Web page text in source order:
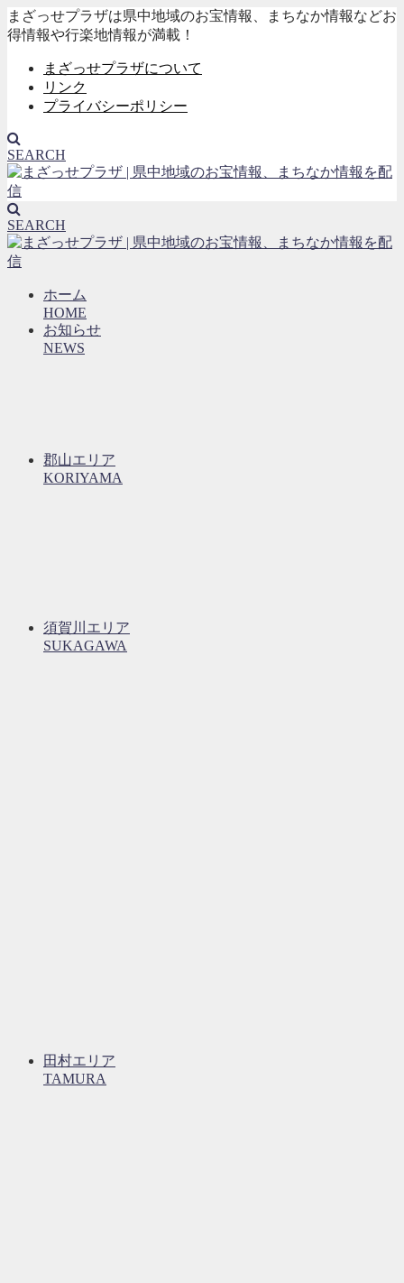
まざっせプラザは県中地域のお宝情報、まちなか情報などお
得情報や行楽地情報が満載！
まざっせプラザについて
リンク
プライバシーポリシー
SEARCH
SEARCH
ホーム
HOME
お知らせ
NEWS
郡山エリア
KORIYAMA
須賀川エリア
SUKAGAWA
田村エリア
TAMURA